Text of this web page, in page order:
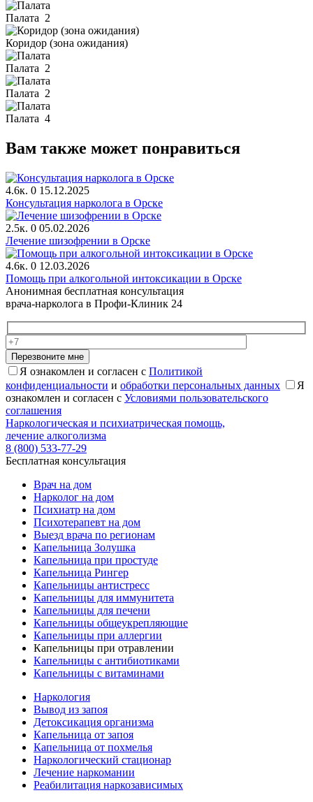
Палата 2
Коридор (зона ожидания)
Палата 2
Палата 2
Палата 4
Вам также может понравиться
4.6к. 0 15.12.2025
Консультация нарколога в Орске
2.5к. 0 05.02.2026
Лечение шизофрении в Орске
4.6к. 0 12.03.2026
Помощь при алкогольной интоксикации в Орске
Анонимная бесплатная консультация
врача-нарколога в Профи-Клиник 24
Перезвоните мне
Я ознакомлен и согласен с Политикой
конфиденциальности и обработки персональных данных
Я
ознакомлен и согласен с Условиями пользовательского
соглашения
Наркологическая и психиатрическая помощь,
лечение алкоголизма
8 (800) 533-77-29
Бесплатная консультация
Врач на дом
Нарколог на дом
Психиатр на дом
Психотерапевт на дом
Выезд врача по регионам
Капельница Золушка
Капельница при простуде
Капельница Рингер
Капельницы антистресс
Капельницы для иммунитета
Капельницы для печени
Капельницы общеукрепляющие
Капельницы при аллергии
Капельницы при отравлении
Капельницы с антибиотиками
Капельницы с витаминами
Наркология
Вывод из запоя
Детоксикация организма
Капельница от запоя
Капельница от похмелья
Наркологический стационар
Лечение наркомании
Реабилитация наркозависимых